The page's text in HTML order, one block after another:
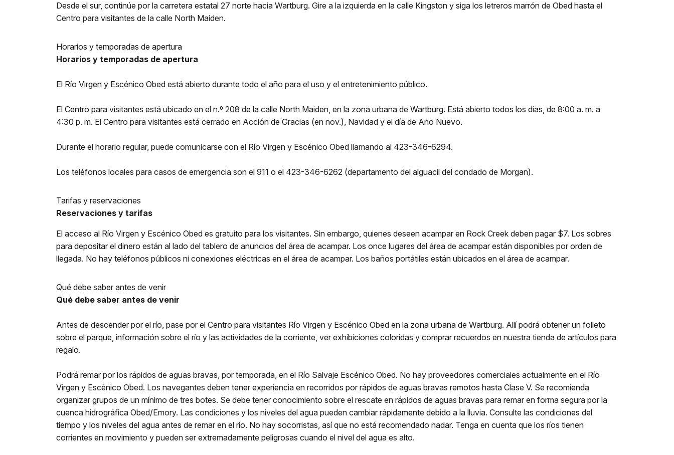
Desde el sur, continúe por la carretera estatal 27 norte hacia Wartburg. Gire a la izquierda en la calle Kingston y siga los letreros marrón de Obed hasta el
Centro para visitantes de la calle North Maiden.
Horarios y temporadas de apertura
Horarios y temporadas de apertura
El Río Virgen y Escénico Obed está abierto durante todo el año para el uso y el entretenimiento público.
El Centro para visitantes está ubicado en el n.º 208 de la calle North Maiden, en la zona urbana de Wartburg. Está abierto todos los días, de 8:00 a. m. a
4:30 p. m. El Centro para visitantes está cerrado en Acción de Gracias (en nov.), Navidad y el día de Año Nuevo.
Durante el horario regular, puede comunicarse con el Río Virgen y Escénico Obed llamando al 423-346-6294.
Los teléfonos locales para casos de emergencia son el 911 o el 423-346-6262 (departamento del alguacil del condado de Morgan).
Tarifas y reservaciones
Reservaciones y tarifas
El acceso al Río Virgen y Escénico Obed es gratuito para los visitantes. Sin embargo, quienes deseen acampar en Rock Creek deben pagar $7. Los sobres
para depositar el dinero están al lado del tablero de anuncios del área de acampar. Los once lugares del área de acampar están disponibles por orden de
llegada. No hay teléfonos públicos ni conexiones eléctricas en el área de acampar. Los baños portátiles están ubicados en el área de acampar.
Qué debe saber antes de venir
Qué debe saber antes de venir
Antes de descender por el río, pase por el Centro para visitantes Río Virgen y Escénico Obed en la zona urbana de Wartburg. Allí podrá obtener un folleto
sobre el parque, información sobre el río y las actividades de la corriente, ver exhibiciones coloridas y comprar recuerdos en nuestra tienda de artículos para
regalo.
Podrá remar por los rápidos de aguas bravas, por temporada, en el Río Salvaje Escénico Obed. No hay proveedores comerciales actualmente en el Río
Virgen y Escénico Obed. Los navegantes deben tener experiencia en recorridos por rápidos de aguas bravas remotos hasta Clase V. Se recomienda
organizar grupos de un mínimo de tres botes. Se debe tener conocimiento sobre el rescate en rápidos de aguas bravas para remar en forma segura por la
cuenca hidrográfica Obed/Emory. Las condiciones y los niveles del agua pueden cambiar rápidamente debido a la lluvia. Consulte las condiciones del
tiempo y los niveles del agua antes de remar en el río. No hay socorristas, así que no está recomendado nadar. Tenga en cuenta que los ríos tienen
corrientes en movimiento y pueden ser extremadamente peligrosas cuando el nivel del agua es alto.